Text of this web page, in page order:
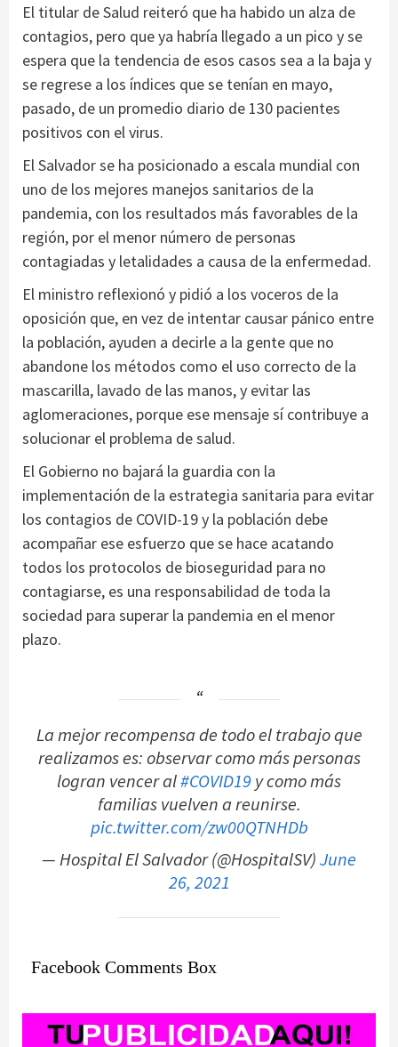
El titular de Salud reiteró que ha habido un alza de
contagios, pero que ya habría llegado a un pico y se
espera que la tendencia de esos casos sea a la baja y
se regrese a los índices que se tenían en mayo,
pasado, de un promedio diario de 130 pacientes
positivos con el virus.
El Salvador se ha posicionado a escala mundial con
uno de los mejores manejos sanitarios de la
pandemia, con los resultados más favorables de la
región, por el menor número de personas
contagiadas y letalidades a causa de la enfermedad.
El ministro reflexionó y pidió a los voceros de la
oposición que, en vez de intentar causar pánico entre
la población, ayuden a decirle a la gente que no
abandone los métodos como el uso correcto de la
mascarilla, lavado de las manos, y evitar las
aglomeraciones, porque ese mensaje sí contribuye a
solucionar el problema de salud.
El Gobierno no bajará la guardia con la
implementación de la estrategia sanitaria para evitar
los contagios de COVID-19 y la población debe
acompañar ese esfuerzo que se hace acatando
todos los protocolos de bioseguridad para no
contagiarse, es una responsabilidad de toda la
sociedad para superar la pandemia en el menor
plazo.
La mejor recompensa de todo el trabajo que
realizamos es: observar como más personas
logran vencer al#COVID19y como más
familias vuelven a reunirse.
pic.twitter.com/zw00QTNHDb
— Hospital El Salvador (@HospitalSV)June
26, 2021
Facebook Comments Box